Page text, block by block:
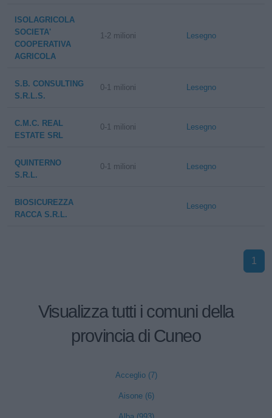
ISOLAGRICOLA
SOCIETA'
COOPERATIVA
AGRICOLA
1-2 milioni Lesegno
S.B. CONSULTING
S.R.L.S.
0-1 milioni Lesegno
C.M.C. REAL
ESTATE SRL
0-1 milioni Lesegno
QUINTERNO
S.R.L.
0-1 milioni Lesegno
BIOSICUREZZA
RACCA S.R.L.
Lesegno
1
Visualizza tutti i comuni della
provincia di Cuneo
Acceglio (7)
Aisone (6)